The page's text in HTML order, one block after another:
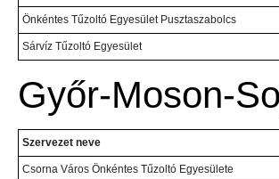
Önkéntes Tűzoltó Egyesület Pusztaszabolcs
Sárvíz Tűzoltó Egyesület
Győr-Moson-
Szervezet neve
Csorna Város Önkéntes Tűzoltó Egyesülete